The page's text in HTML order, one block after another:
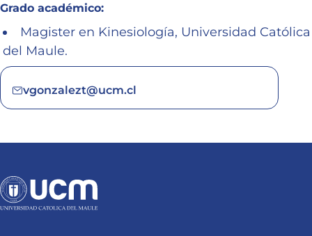
Grado académico:
Magister en Kinesiología, Universidad Católica
del Maule.
vgonzalezt@ucm.cl